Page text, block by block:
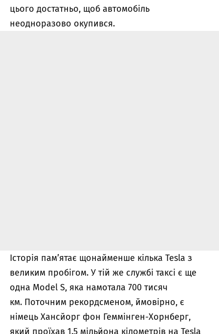
цього достатньо, щоб автомобіль
неодноразово окупився.
Історія пам’ятає щонайменше кілька Tesla з
великим пробігом. У тій же службі таксі є ще
одна Model S, яка намотала 700 тисяч
км. Поточним рекордсменом, ймовірно, є
німець Хансйорг фон Геммінген-Хорнберг,
який проїхав 1.5 мільйона кілометрів на Tesla